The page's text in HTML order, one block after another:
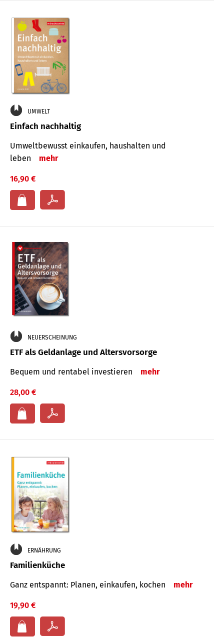
UMWELT
Einfach nachhaltig
Umweltbewusst einkaufen, haushalten und
leben
mehr
16,90 €
NEUERSCHEINUNG
ETF als Geldanlage und Altersvorsorge
Bequem und rentabel investieren mehr
28,00 €
ERNÄHRUNG
Familienküche
Ganz entspannt: Planen, einkaufen, kochen mehr
19,90 €